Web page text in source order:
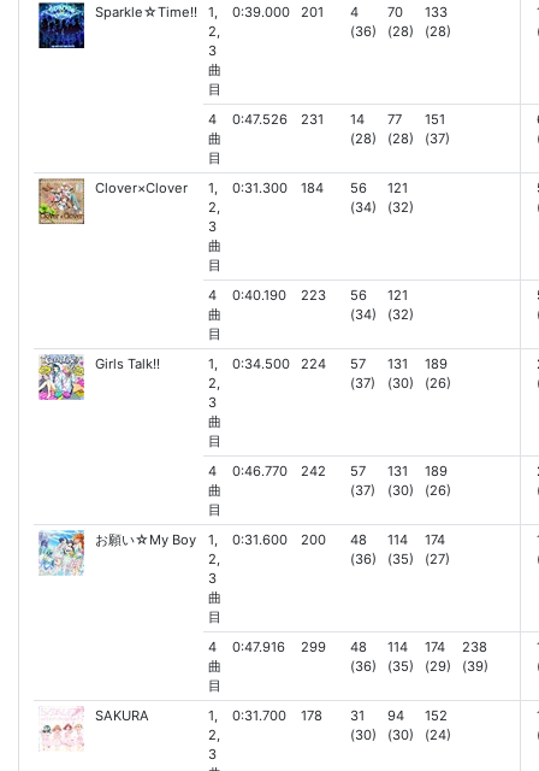
Sparkle☆Time!!
1,
2,
3
曲
目
0:39.000 201
4
(36)
70
(28)
133
(28)
4
曲
目
0:47.526 231
14
(28)
77
(28)
151
(37)
Clover×Clover
1,
2,
3
曲
目
0:31.300 184
56
(34)
121
(32)
4
曲
目
0:40.190 223
56
(34)
121
(32)
Girls Talk!!
1,
2,
3
曲
目
0:34.500 224
57
(37)
131
(30)
189
(26)
4
曲
目
0:46.770 242
57
(37)
131
(30)
189
(26)
お願い☆My Boy
1,
2,
3
曲
目
0:31.600 200
48
(36)
114
(35)
174
(27)
4
曲
目
0:47.916 299
48
(36)
114
(35)
174
(29)
238
(39)
SAKURA
1,
2,
3
0:31.700 178
31
(30)
94
(30)
152
(24)